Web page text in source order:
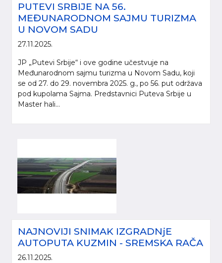
PUTEVI SRBIJE NA 56.
MEĐUNARODNOM SAJMU TURIZMA
U NOVOM SADU
27.11.2025.
JP „Putevi Srbije“ i ove godine učestvuje na
Međunarodnom sajmu turizma u Novom Sadu, koji
se od 27. do 29. novembra 2025. g., po 56. put održava
pod kupolama Sajma. Predstavnici Puteva Srbije u
Master hali...
NAJNOVIJI SNIMAK IZGRADNjE
AUTOPUTA KUZMIN - SREMSKA RAČA
26.11.2025.